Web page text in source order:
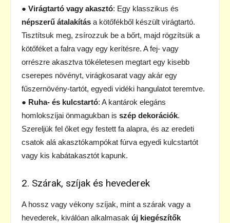
● Virágtartó vagy akasztó: Egy klasszikus és
népszerű átalakítás a kötőfékből készült virágtartó.
Tisztítsuk meg, zsírozzuk be a bőrt, majd rögzítsük a
kötőféket a falra vagy egy kerítésre. A fej- vagy
orrészre akasztva tökéletesen megtart egy kisebb
cserepes növényt, virágkosarat vagy akár egy
fűszernövény-tartót, egyedi vidéki hangulatot teremtve.
● Ruha- és kulcstartó: A kantárok elegáns
homlokszíjai önmagukban is szép dekorációk.
Szereljük fel őket egy festett fa alapra, és az eredeti
csatok alá akasztókampókat fúrva egyedi kulcstartót
vagy kis kabátakasztót kapunk.
2. Szárak, szíjak és hevederek
A hossz vagy vékony szíjak, mint a szárak vagy a
hevederek, kiválóan alkalmasak új kiegészítők